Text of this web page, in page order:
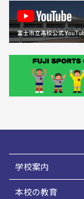
学校案内
本校の教育